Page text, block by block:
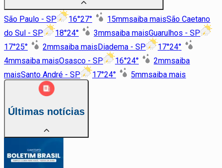
São Paulo - SP 16°27° 15mmsaiba maisSão Caetano
do Sul - SP
18°24° 3mmsaiba maisGuarulhos - SP
17°25° 2mmsaiba maisDiadema - SP 17°24°
4mmsaiba maisOsasco - SP 16°24° 2mmsaiba
maisSanto André - SP 17°24° 5mmsaiba mais
Últimas notícias